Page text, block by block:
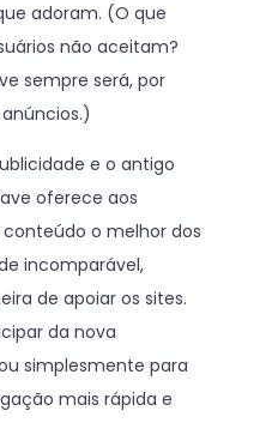
adoram. (O que
não aceitam?
sempre será, por
e o antigo
oferece aos
o melhor dos
incomparável,
de apoiar os sites.
da nova
simplesmente para
mais rápida e